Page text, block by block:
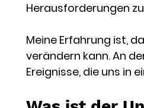
Herausforderungen
Meine Erfahrung ist,
verändern kann. An
Ereignisse, die uns in